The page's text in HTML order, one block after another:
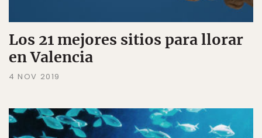
Los 21 mejores sitios para llorar
en Valencia
4 NOV 2019